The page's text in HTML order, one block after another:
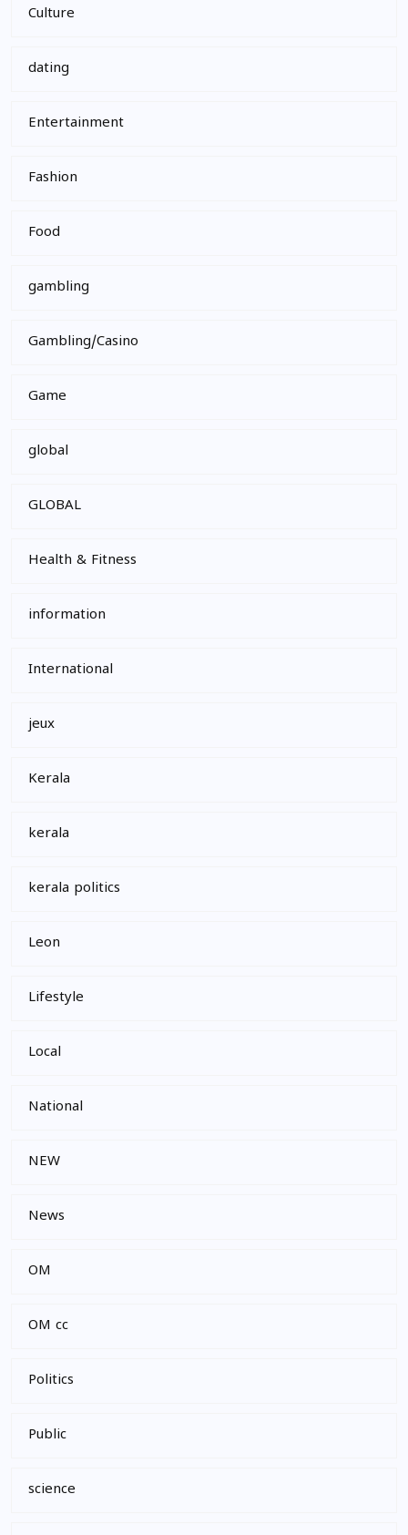
Culture
dating
Entertainment
Fashion
Food
gambling
Gambling/Casino
Game
global
GLOBAL
Health & Fitness
information
International
jeux
Kerala
kerala
kerala politics
Leon
Lifestyle
Local
National
NEW
News
OM
OM cc
Politics
Public
science